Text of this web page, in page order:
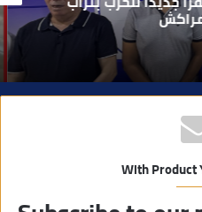
ب
With Product